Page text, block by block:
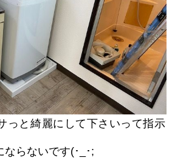
っと綺麗にして下さいって指示
らないです(･_･;